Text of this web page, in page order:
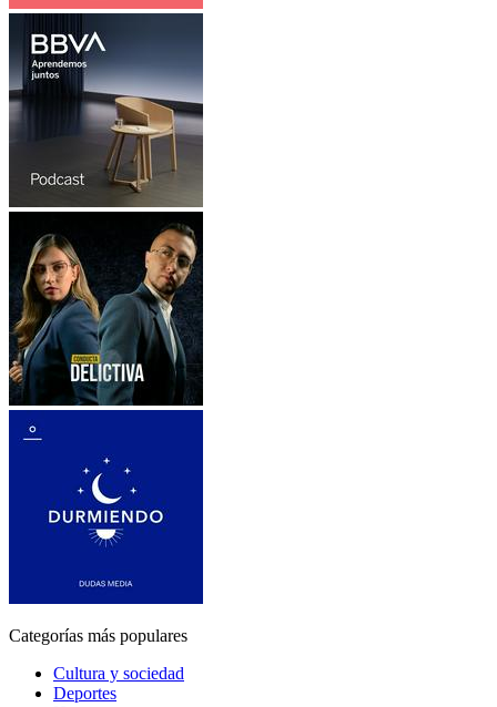
Categorías más populares
Cultura y sociedad
Deportes